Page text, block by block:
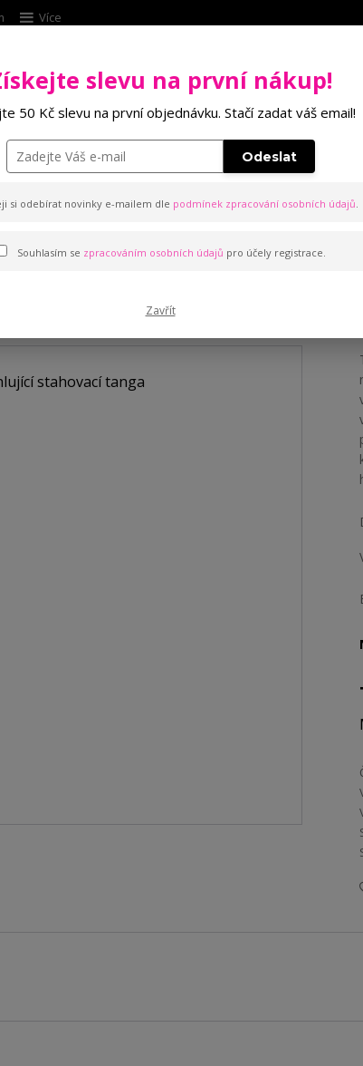
Více
zboží
tanga
tanga
slevu na první nákup!
50 Kč slevu na první objednávku. Stačí zadat váš email!
Odeslat
si odebírat novinky e-mailem dle podmínek zpracování osobních údajů.
Souhlasím se zpracováním osobních údajů pro účely registrace.
Zavřít